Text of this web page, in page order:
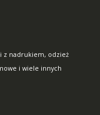
z nadrukiem, odzież
i wiele innych